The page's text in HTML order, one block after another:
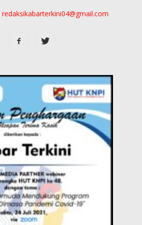
redaksikabarterkini04@gmail.com